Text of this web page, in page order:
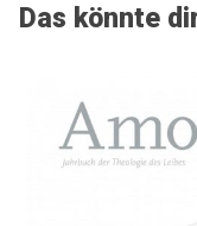
Das könnte